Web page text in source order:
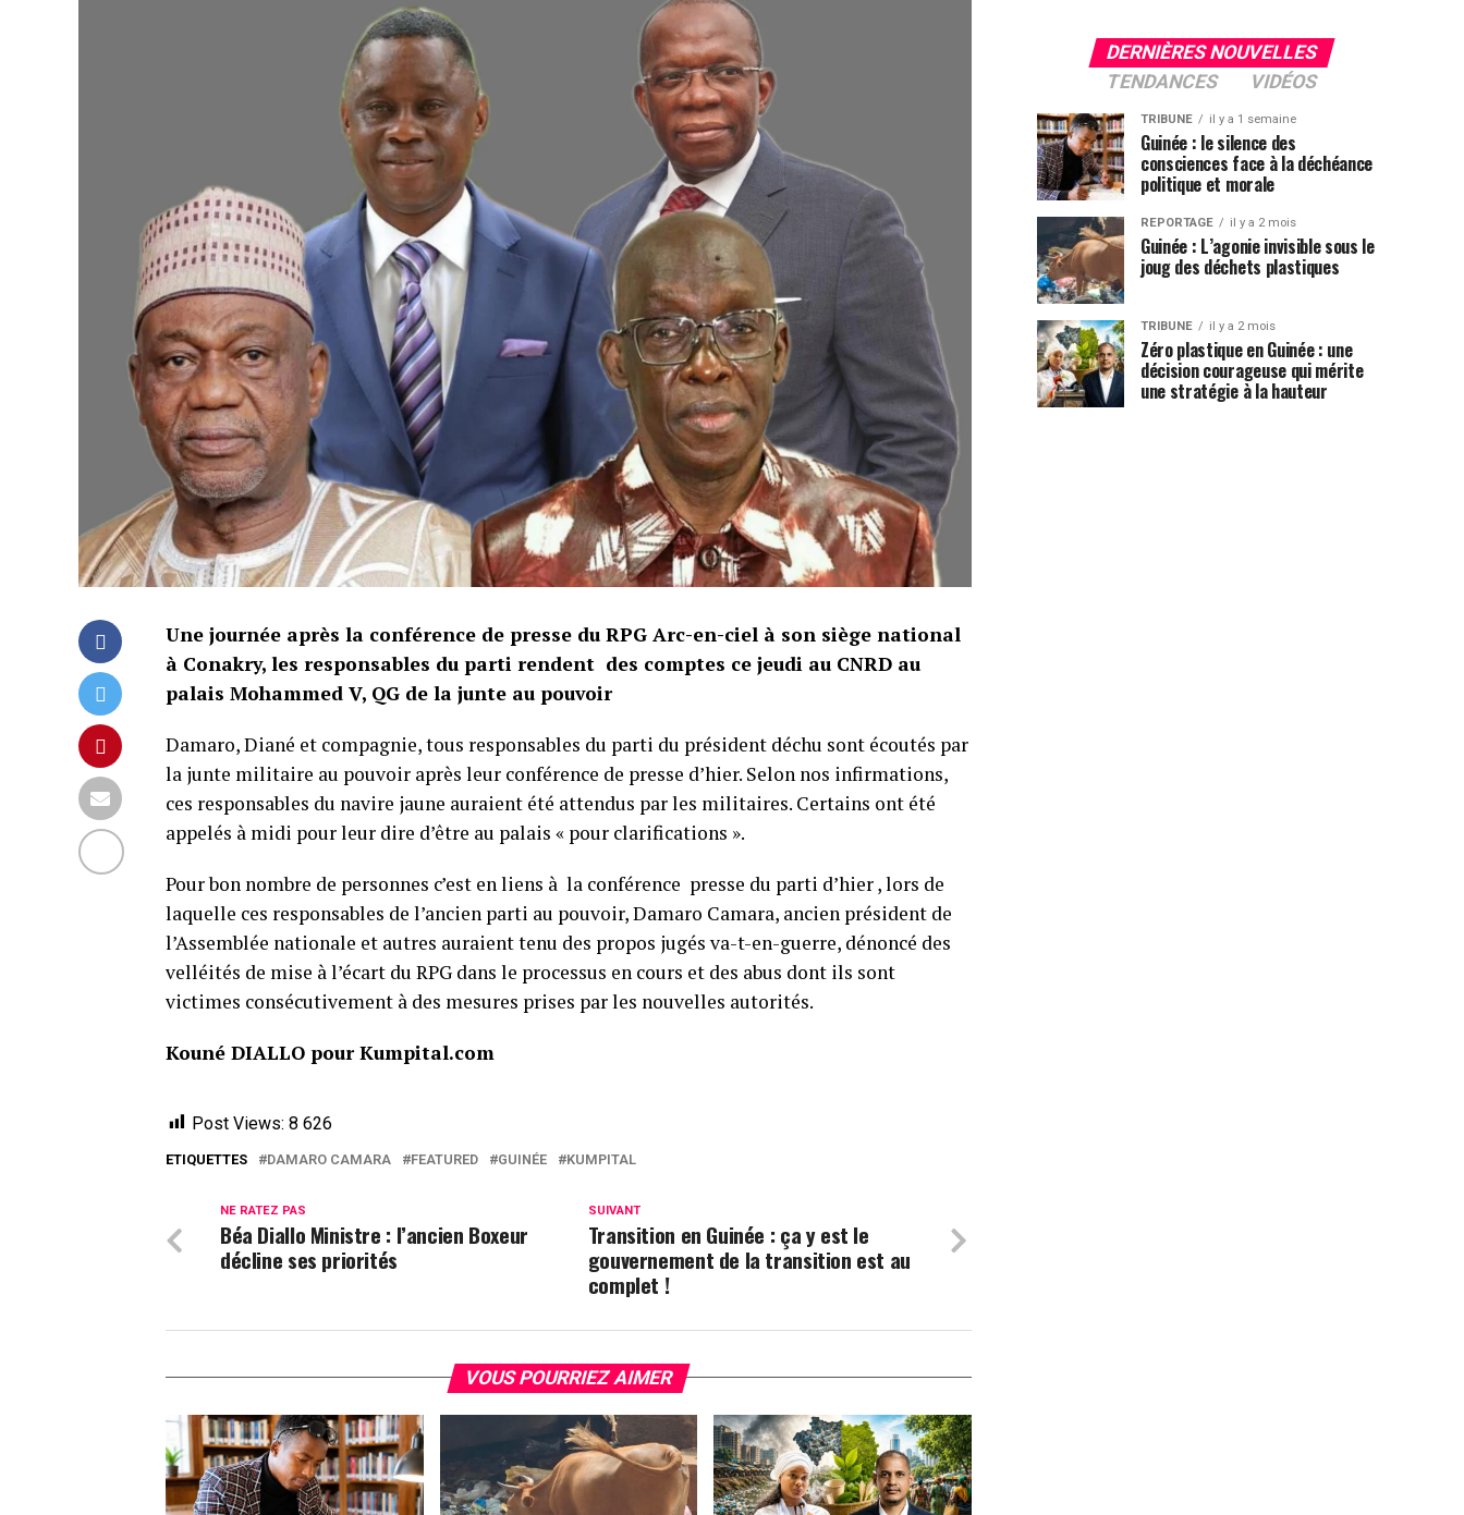
Une journée après la conférence de presse du RPG Arc-en-ciel à son siège national
à Conakry, les responsables du parti rendent des comptes ce jeudi au CNRD au
palais Mohammed V, QG de la junte au pouvoir
Damaro, Diané et compagnie, tous responsables du parti du président déchu sont écoutés par
la junte militaire au pouvoir après leur conférence de presse d’hier. Selon nos infirmations,
ces responsables du navire jaune auraient été attendus par les militaires. Certains ont été
appelés à midi pour leur dire d’être au palais « pour clarifications ».
Pour bon nombre de personnes c’est en liens à la conférence presse du parti d’hier , lors de
laquelle ces responsables de l’ancien parti au pouvoir, Damaro Camara, ancien président de
l’Assemblée nationale et autres auraient tenu des propos jugés va-t-en-guerre, dénoncé des
velléités de mise à l’écart du RPG dans le processus en cours et des abus dont ils sont
victimes consécutivement à des mesures prises par les nouvelles autorités.
Kouné DIALLO pour Kumpital.com
Post Views: 8 626
ETIQUETTES DAMARO CAMARA FEATURED GUINÉE KUMPITAL
SUIVANT
Transition en Guinée : ça y est le
gouvernement de la transition est au
complet !
NE RATEZ PAS
Béa Diallo Ministre : l’ancien Boxeur
décline ses priorités
VOUS POURRIEZ AIMER
DERNIÈRES NOUVELLES
TENDANCES
VIDÉOS
TRIBUNE il y a 1 semaine
Guinée : le silence des
consciences face à la déchéance
politique et morale
REPORTAGE il y a 2 mois
Guinée : L’agonie invisible sous le
joug des déchets plastiques
TRIBUNE il y a 2 mois
Zéro plastique en Guinée : une
décision courageuse qui mérite
une stratégie à la hauteur